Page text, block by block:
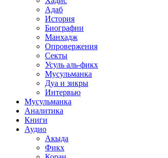
Адаб
История
Биографии
Манхадж
Опровержения
Секты
Усуль аль-фикх
Мусульманка
Дуа и зикры
Интервью
Мусульманка
Аналитика
Книги
Аудио
Акыда
Фикх